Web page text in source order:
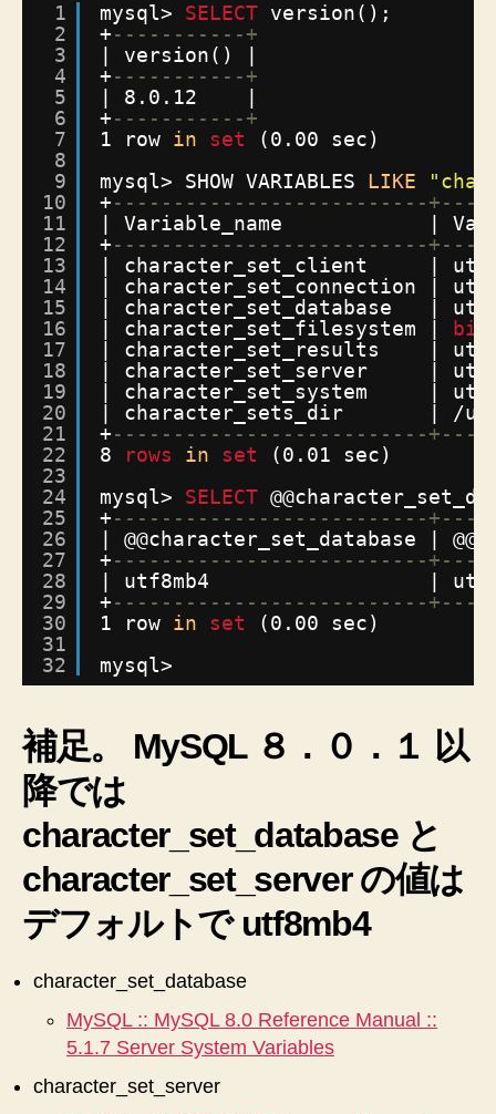
1
2
3
4
5
6
7
8
9
10
11
12
13
14
15
16
17
18
19
20
21
22
23
24
25
26
27
28
29
30
31
32
mysql> SELECT version();
+-----------+
| version() |
+-----------+
| 8.0.12    |
+-----------+
1 row in set
(0.00 sec)
mysql> SHOW VARIABLES LIKE
+--------------------------
| Variable_name            |
+--------------------------
| character_set_client     |
| character_set_connection |
| character_set_database   |
| character_set_filesystem |
| character_set_results    |
| character_set_server     |
| character_set_system     | utf8
| character_sets_dir       | /
+--------------------------
8
rows in set
(0.01 sec)
mysql> SELECT
+--------------------------
| @@character_set_database |
+--------------------------
| utf8mb4                  |
+--------------------------
1 row in set
(0.00 sec)
mysql>
補足。 MySQL ８．０．１ 以
降では
character_set_database と
character_set_server の値は
デフォルトで utf8mb4
character_set_database
MySQL :: MySQL 8.0 Reference Manual ::
5.1.7 Server System Variables
character_set_server